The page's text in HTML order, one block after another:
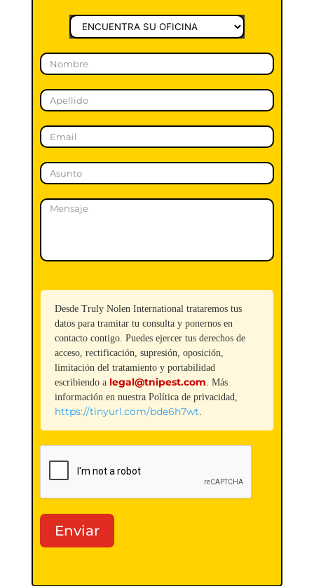
Desde Truly Nolen International trataremos tus
datos para tramitar tu consulta y ponernos en
contacto contigo. Puedes ejercer tus derechos de
acceso, rectificación, supresión, oposición,
limitación del tratamiento y portabilidad
escribiendo a legal@tnipest.com. Más
información en nuestra Política de privacidad,
https://tinyurl.com/bde6h7wt.
Enviar